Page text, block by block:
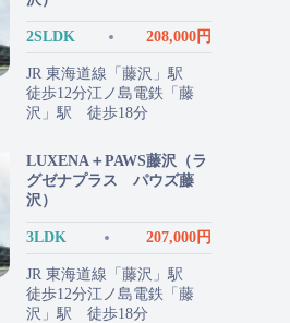
2SLDK 208,000円
JR 東海道線「藤沢」駅
徒歩12分江ノ島電鉄「藤
沢」駅 徒歩18分
LUXENA＋PAWS藤沢（ラ
グゼナプラス パウズ藤
沢）
3LDK 207,000円
JR 東海道線「藤沢」駅
徒歩12分江ノ島電鉄「藤
沢」駅 徒歩18分